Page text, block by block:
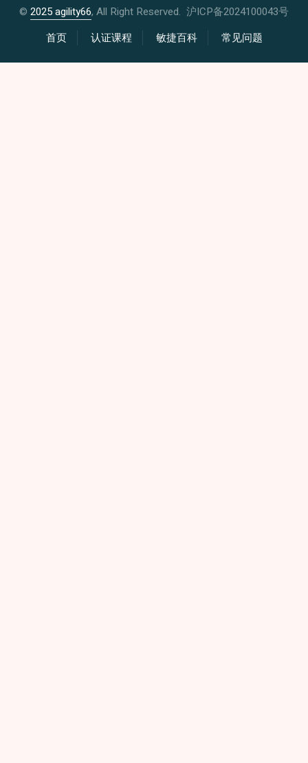
© 2025 agility66, All Right Reserved. 沪ICP备2024100043号
首页
认证课程 敏捷百科 常见问题